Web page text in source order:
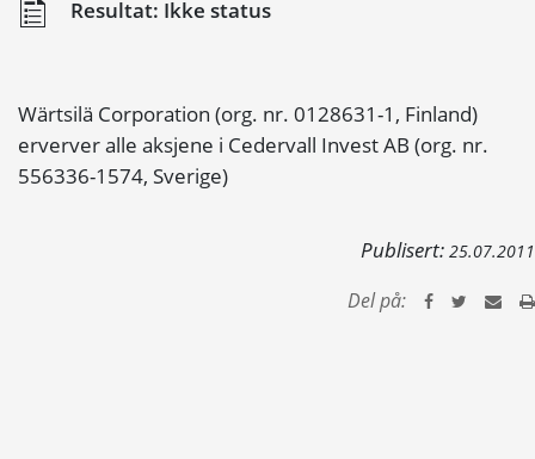
Resultat: Ikke status
Wärtsilä Corporation (org. nr. 0128631-1, Finland)
erverver alle aksjene i Cedervall Invest AB (org. nr.
556336-1574, Sverige)
Publisert: 25.07.2011
Del på: